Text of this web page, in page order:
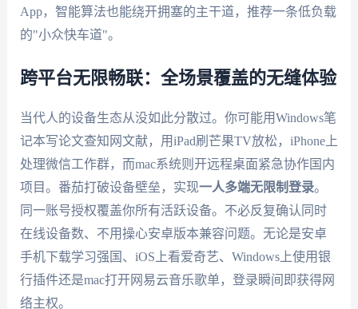
App，智能算法也能绕开拥塞的主干道，推荐一条低负载
的"小众快车道"。
跨平台无限畅联：全场景覆盖的无缝体验
当代人的设备生态从没如此分散过。你可能用Windows笔
记本写论文查知网文献，用iPad刷芒果TV放松，iPhone上
处理微信工作群，而mac系统则开远程桌面紧急协作国内
项目。番茄打破设备壁垒，实现一人多端无限制登录。
同一账号授权覆盖你所有活跃设备。不必反复确认同时
在线设备数、不用操心安卓版本兼容问题。无论是安卓
手机下载学习强国、iOS上看爱奇艺、Windows上使用银
行插件还是mac打开网易云音乐歌单，登录瞬间即获得网
络主权。